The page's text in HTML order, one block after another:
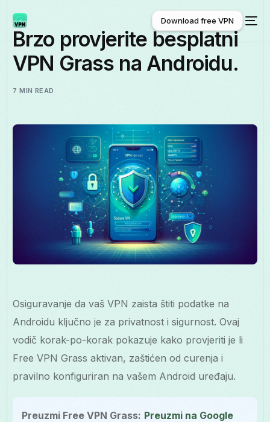
Hrvatski
Download free VPN
Download free VPN
Brzo provjerite besplatni
VPN Grass na Androidu.
7 MIN READ
Osiguravanje da vaš VPN zaista štiti podatke na
Androidu ključno je za privatnost i sigurnost. Ovaj
vodič korak-po-korak pokazuje kako provjeriti je li
Free VPN Grass aktivan, zaštićen od curenja i
pravilno konfiguriran na vašem Android uređaju.
Preuzmi Free VPN Grass: Preuzmi na Google